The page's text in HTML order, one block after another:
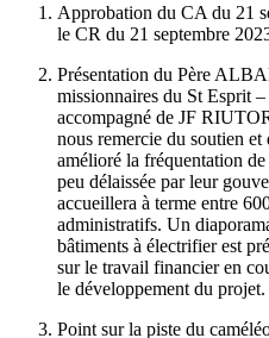
Approbation du CA du 21
le CR du 21 septembre
Présentation du Père
missionnaires du St Esprit
accompagné de JF
nous remercie du soutien et
amélioré la fréquentation
peu délaissée par leur
accueillera à terme entre
administratifs. Un
bâtiments à électrifier est
sur le travail financier en
le développement du projet.
Point sur la piste du